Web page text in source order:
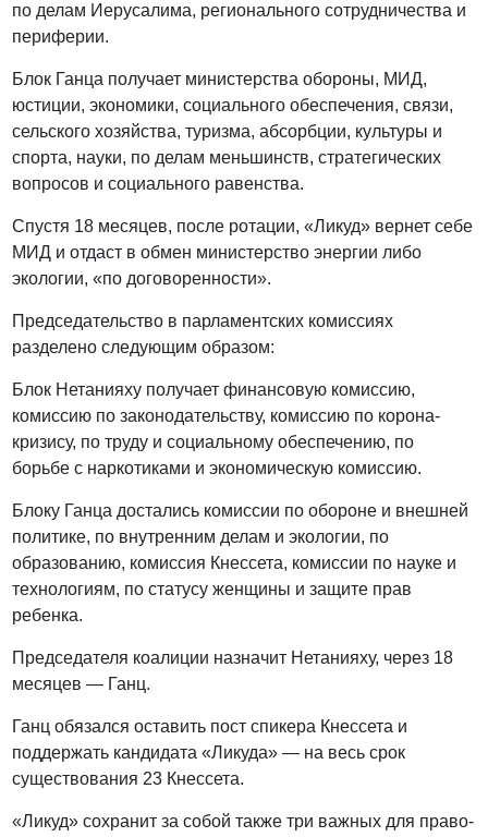
по делам Иерусалима, регионального сотрудничества и
периферии.
Блок Ганца получает министерства обороны, МИД,
юстиции, экономики, социального обеспечения, связи,
сельского хозяйства, туризма, абсорбции, культуры и
спорта, науки, по делам меньшинств, стратегических
вопросов и социального равенства.
Спустя 18 месяцев, после ротации, «Ликуд» вернет себе
МИД и отдаст в обмен министерство энергии либо
экологии, «по договоренности».
Председательство в парламентских комиссиях
разделено следующим образом:
Блок Нетанияху получает финансовую комиссию,
комиссию по законодательству, комиссию по корона-
кризису, по труду и социальному обеспечению, по
борьбе с наркотиками и экономическую комиссию.
Блоку Ганца достались комиссии по обороне и внешней
политике, по внутренним делам и экологии, по
образованию, комиссия Кнессета, комиссии по науке и
технологиям, по статусу женщины и защите прав
ребенка.
Председателя коалиции назначит Нетанияху, через 18
месяцев — Ганц.
Ганц обязался оставить пост спикера Кнессета и
поддержать кандидата «Ликуда» — на весь срок
существования 23 Кнессета.
«Ликуд» сохранит за собой также три важных для право-